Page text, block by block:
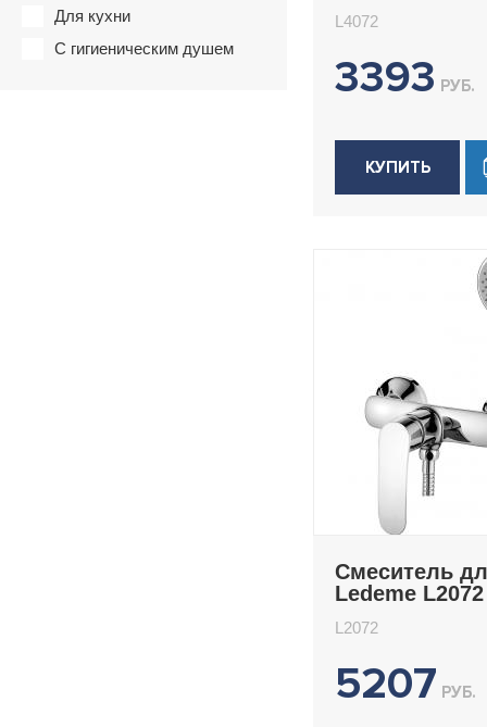
Для кухни
С гигиеническим душем
L4072
3393 РУБ.
КУПИТЬ
Смеситель
Ledeme L2072
L2072
5207 РУБ.